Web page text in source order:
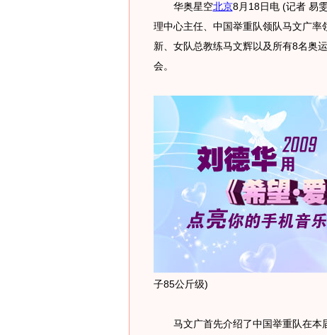
华奥星空北京8月18日电 (记者 易
理中心主任、中国举重队领队马文广
新、女队总教练马文辉以及所有8名奥
会。
子85公斤级)
马文广首先介绍了中国举重队在本